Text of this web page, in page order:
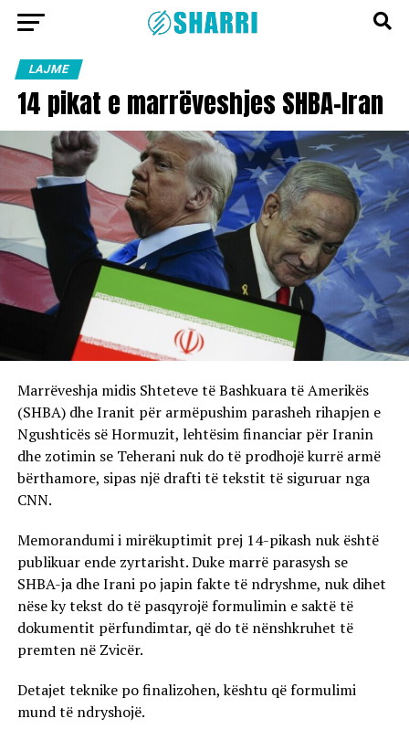
LAJME
14 pikat e marrëveshjes SHBA-Iran
Marrëveshja midis Shteteve të Bashkuara të Amerikës
(SHBA) dhe Iranit për armëpushim parasheh rihapjen e
Ngushticës së Hormuzit, lehtësim financiar për Iranin
dhe zotimin se Teherani nuk do të prodhojë kurrë armë
bërthamore, sipas një drafti të tekstit të siguruar nga
CNN.
Memorandumi i mirëkuptimit prej 14-pikash nuk është
publikuar ende zyrtarisht. Duke marrë parasysh se
SHBA-ja dhe Irani po japin fakte të ndryshme, nuk dihet
nëse ky tekst do të pasqyrojë formulimin e saktë të
dokumentit përfundimtar, që do të nënshkruhet të
premten në Zvicër.
Detajet teknike po finalizohen, kështu që formulimi
mund të ndryshojë.